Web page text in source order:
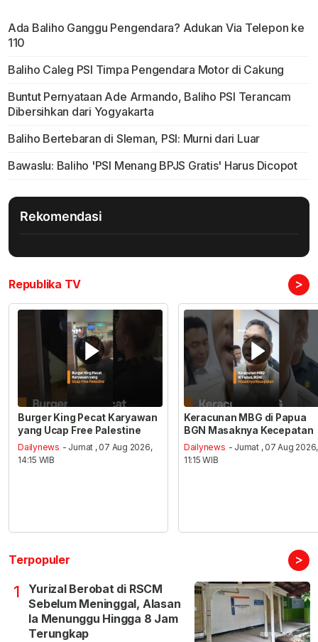
Ada Baliho Ganggu Pengendara? Adukan Via Telepon ke
110
Baliho Caleg PSI Timpa Pengendara Motor di Cakung
Buntut Pernyataan Ade Armando, Baliho PSI Terancam
Dibersihkan dari Yogyakarta
Baliho Bertebaran di Sleman, PSI: Murni dari Luar
Bawaslu: Baliho 'PSI Menang BPJS Gratis' Harus Dicopot
Rekomendasi
Republika TV >
Burger King Pecat Karyawan
yang Ucap Free Palestine
Dailynews - Jumat , 07 Aug 2026,
14:15 WIB
Keracunan MBG di Papua
BGN Masaknya Kecepatan
Dailynews - Jumat , 07 Aug 2026,
11:15 WIB
Terpopuler >
1
Yurizal Berobat di RSCM
Sebelum Meninggal, Alasan
Ia Menunggu Hingga 8 Jam
Terungkap